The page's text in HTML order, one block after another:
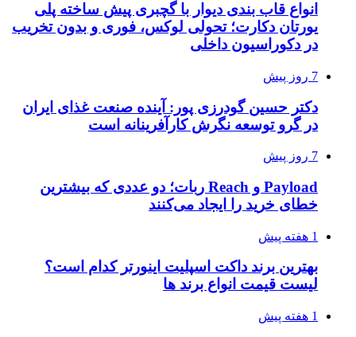
انواع قاب بندی دیوار با گچبری پیش ساخته پلی
یورتان دکارت؛ تحولی لوکس، فوری و بدون تخریب
در دکوراسیون داخلی
7 روز پیش
دکتر حسین گودرزی پور: آینده صنعت غذای ایران
در گرو توسعه نگرش کارآفرینانه است
7 روز پیش
Payload و Reach ربات؛ دو عددی که بیشترین
خطای خرید را ایجاد می‌کنند
1 هفته پیش
بهترین برند داکت اسپلیت اینورتر کدام است؟
لیست قیمت انواع برند ها
1 هفته پیش